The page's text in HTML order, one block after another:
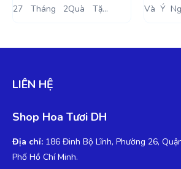
Và Ý NghĩaHoa Tặng 8
Tết Ý
LIÊN HỆ
Shop Hoa Tươi DH
Địa chỉ: 186 Đinh Bộ Lĩnh, Phường 26,
Phố Hồ Chí Minh.